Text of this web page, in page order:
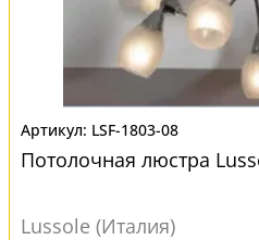
LSF-1803-08
Потолочная люстра
Lussole (Италия)